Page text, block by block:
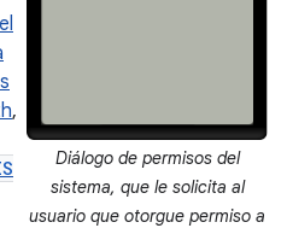
Diálogo de permisos del
sistema, que le solicita al
usuario que otorgue permiso a
,